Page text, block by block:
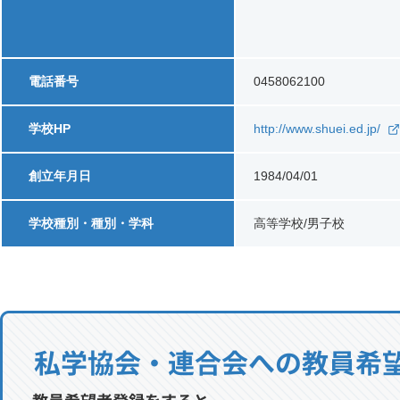
電話番号 0458062100
学校HP http://www.shuei.ed.jp/
創立年月日 1984/04/01
学校種別・種別・学科 高等学校/男子校